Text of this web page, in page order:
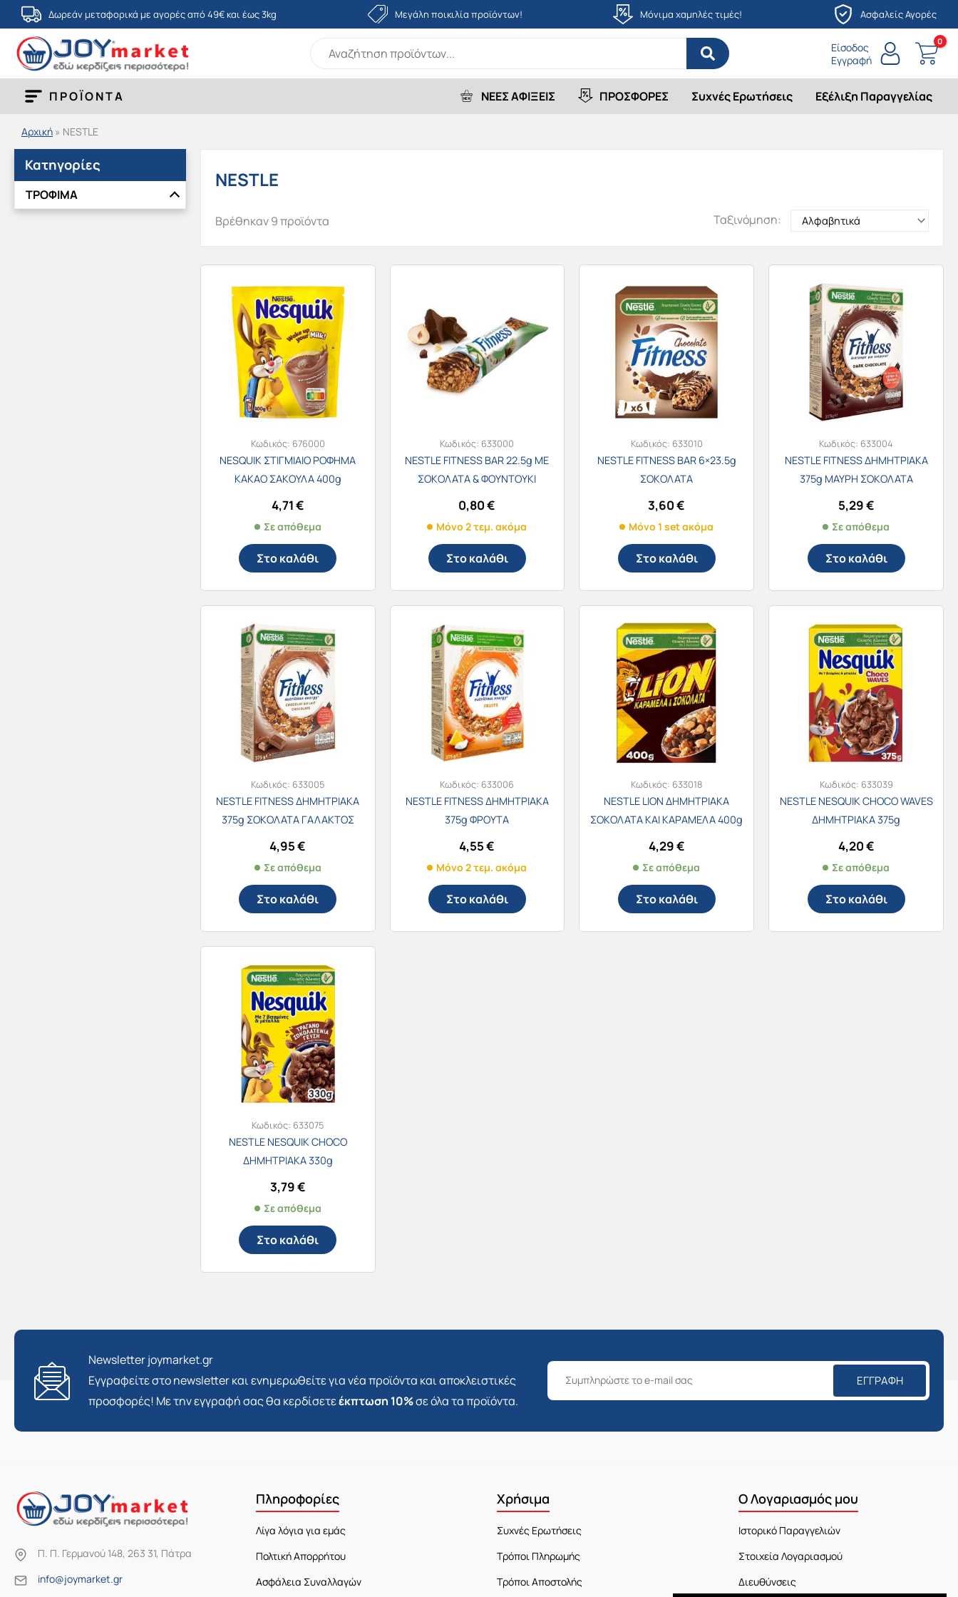
Μετάβαση
στο
περιεχόμενο
Δωρεάν μεταφορικά με αγορές από 49€ και έως 3kg Μεγάλη ποικιλία προϊόντων! Μόνιμα χαμηλές τιμές! Ασφαλείς Αγορές
Είσοδος
Εγγραφή
ΠΡΟΪΟΝΤΑ ΝΕΕΣ ΑΦΙΞΕΙΣ ΠΡΟΣΦΟΡΕΣ Συχνές Ερωτήσεις Εξέλιξη Παραγγελίας
Αρχική » NESTLE
Κατηγορίες
ΤΡΟΦΙΜΑ
NESTLE
Βρέθηκαν 9 προϊόντα Ταξινόμηση:
Κωδικός: 676000
NESQUIK ΣΤΙΓΜΙΑΙΟ ΡΟΦΗΜΑ
ΚΑΚΑΟ ΣΑΚΟΥΛΑ 400g
4,71€
Σε απόθεμα
Στο καλάθι
Κωδικός: 633000
NESTLE FITNESS BAR 22.5g ΜΕ
ΣΟΚΟΛΑΤΑ & ΦΟΥΝΤΟΥΚΙ
0,80€
Μόνο 2 τεμ. ακόμα
Στο καλάθι
Κωδικός: 633010
NESTLE FITNESS BAR 6×23.5g
ΣΟΚΟΛΑΤΑ
3,60€
Μόνο 1 set ακόμα
Στο καλάθι
Κωδικός: 633004
NESTLE FITNESS ΔΗΜΗΤΡΙΑΚΑ
375g ΜΑΥΡΗ ΣΟΚΟΛΑΤΑ
5,29€
Σε απόθεμα
Στο καλάθι
Κωδικός: 633005
NESTLE FITNESS ΔΗΜΗΤΡΙΑΚΑ
375g ΣΟΚΟΛΑΤΑ ΓΑΛΑΚΤΟΣ
4,95€
Σε απόθεμα
Στο καλάθι
Κωδικός: 633006
NESTLE FITNESS ΔΗΜΗΤΡΙΑΚΑ
375g ΦΡΟΥΤΑ
4,55€
Μόνο 2 τεμ. ακόμα
Στο καλάθι
Κωδικός: 633018
NESTLE LION ΔΗΜΗΤΡΙΑΚΑ
ΣΟΚΟΛΑΤΑ ΚΑΙ ΚΑΡΑΜΕΛΑ 400g
4,29€
Σε απόθεμα
Στο καλάθι
Κωδικός: 633039
NESTLE NESQUIK CHOCO WAVES
ΔΗΜΗΤΡΙΑΚΑ 375g
4,20€
Σε απόθεμα
Στο καλάθι
Κωδικός: 633075
NESTLE NESQUIK CHOCO
ΔΗΜΗΤΡΙΑΚΑ 330g
3,79€
Σε απόθεμα
Στο καλάθι
Newsletter joymarket.gr
Εγγραφείτε στο newsletter και ενημερωθείτε για νέα προϊόντα και αποκλειστικές
προσφορές! Με την εγγραφή σας θα κερδίσετεέκπτωση 10%σε όλα τα προϊόντα.
ΕΓΓΡΑΦΉ
Π. Π. Γερμανού 148, 263 31, Πάτρα
info@joymarket.gr
Πληροφορίες
Λίγα λόγια για εμάς
Πολτική Απορρήτου
Ασφάλεια Συναλλαγών
Χρήσιμα
Συχνές Ερωτήσεις
Τρόποι Πληρωμής
Τρόποι Αποστολής
Ο Λογαριασμός μου
Ιστορικό Παραγγελιών
Στοιχεία Λογαριασμού
Διευθύνσεις